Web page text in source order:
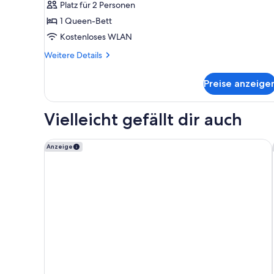
Platz für 2 Personen
1 Queen-Bett
Kostenloses WLAN
Weitere Details
Weitere
ONE
Preise
Vielleicht gefällt dir auch
Anzeige
Four Points by Sheraton Munich Arabellapark